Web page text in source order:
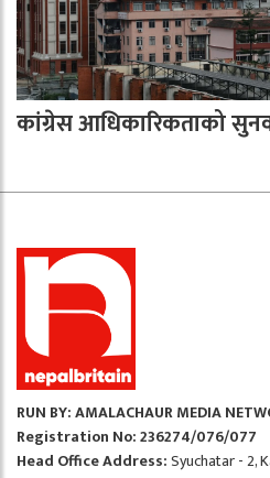
कांग्रेस आधिकारिकताको
RUN BY: AMALACHAUR MEDIA
Registration No: 236274/076/077
Head Office Address:Syuchatar - 2,